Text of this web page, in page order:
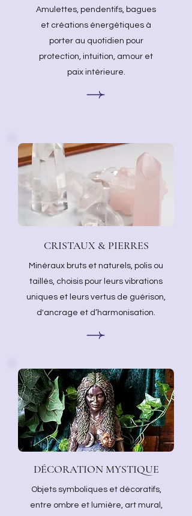
Amulettes, pendentifs, bagues
et créations énergétiques à
porter au quotidien pour
protection, intuition, amour et
paix intérieure.
CRISTAUX & PIERRES
Minéraux bruts et naturels, polis ou
taillés, choisis pour leurs vibrations
uniques et leurs vertus de guérison,
d'ancrage et d’harmonisation.
DÉCORATION MYSTIQUE
Objets symboliques et décoratifs,
entre ombre et lumière, art mural,